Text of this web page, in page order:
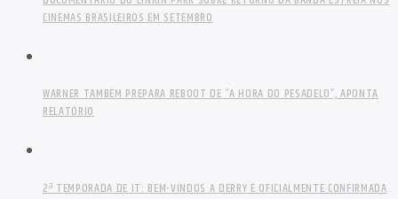
CINEMAS BRASILEIROS EM SETEMBRO
WARNER TAMBÉM PREPARA REBOOT DE “A HORA DO PESADELO”, APONTA
RELATÓRIO
2ª TEMPORADA DE IT: BEM-VINDOS A DERRY É OFICIALMENTE CONFIRMADA